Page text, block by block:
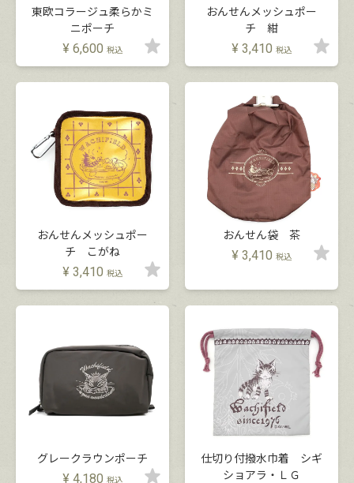
東欧コラージュ柔らかミ
ニポーチ
¥ 6,600 税込
おんせんメッシュポー
チ 紺
¥ 3,410 税込
おんせんメッシュポー
チ こがね
¥ 3,410 税込
おんせん袋 茶
¥ 3,410 税込
グレークラウンポーチ
¥ 4,180 税込
仕切り付撥水巾着 シギ
ショアラ・ＬＧ